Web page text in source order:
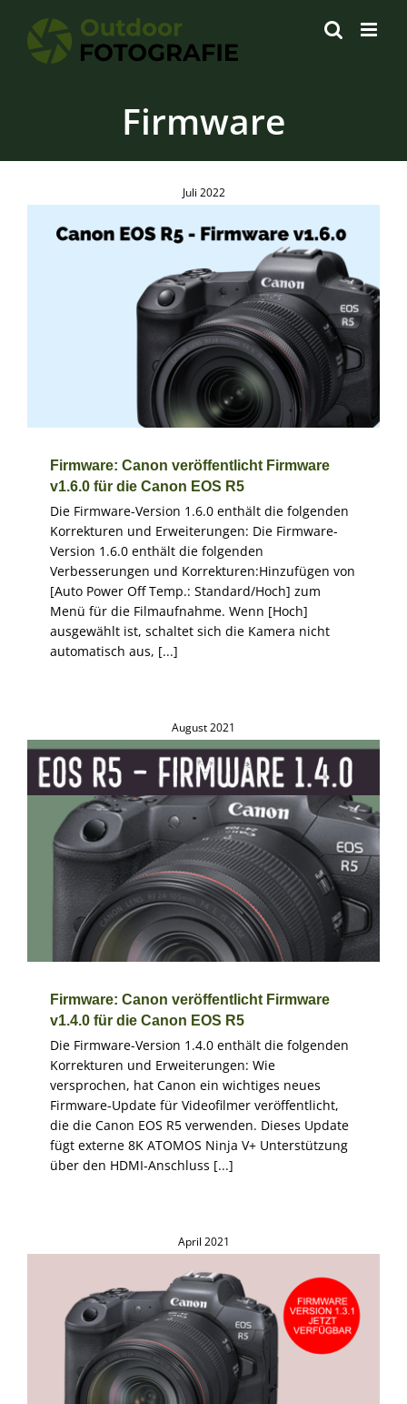
Inhalt
springen
Firmware
Juli 2022
Firmware: Canon veröffentlicht Firmware v1.6.0 für die
Canon EOS R5
DSLM Kameras Firmware
Firmware: Canon veröffentlicht Firmware
v1.6.0 für die Canon EOS R5
Die Firmware-Version 1.6.0 enthält die folgenden
Korrekturen und Erweiterungen: Die Firmware-
Version 1.6.0 enthält die folgenden
Verbesserungen und Korrekturen:Hinzufügen von
[Auto Power Off Temp.: Standard/Hoch] zum
Menü für die Filmaufnahme. Wenn [Hoch]
ausgewählt ist, schaltet sich die Kamera nicht
automatisch aus, [...]
August 2021
Firmware: Canon veröffentlicht Firmware v1.4.0 für die
Canon EOS R5
Firmware
Firmware: Canon veröffentlicht Firmware
v1.4.0 für die Canon EOS R5
Die Firmware-Version 1.4.0 enthält die folgenden
Korrekturen und Erweiterungen: Wie
versprochen, hat Canon ein wichtiges neues
Firmware-Update für Videofilmer veröffentlicht,
die die Canon EOS R5 verwenden. Dieses Update
fügt externe 8K ATOMOS Ninja V+ Unterstützung
über den HDMI-Anschluss [...]
April 2021
Firmware: Canon veröffentlicht Firmware v1.3.1 für die
Canon EOS R5
Firmware